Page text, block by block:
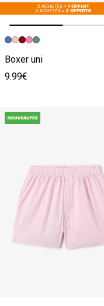
Image précédente
Image suivante
Boxer uni
9.99€